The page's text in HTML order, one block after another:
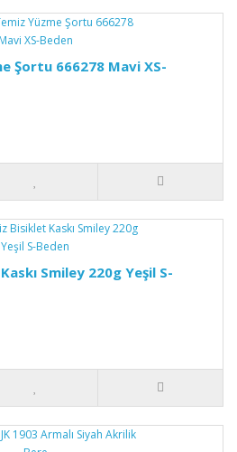
Şortu 666278 Mavi XS-
Smiley 220g Yeşil S-